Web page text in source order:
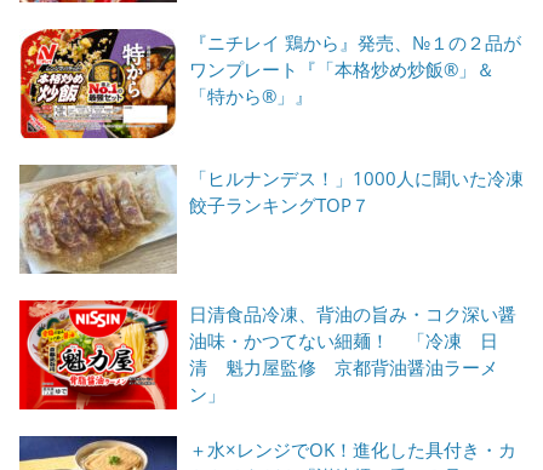
『ニチレイ 鶏から』発売、№１の２品が
ワンプレート『「本格炒め炒飯®」＆
「特から®」』
「ヒルナンデス！」1000人に聞いた冷凍
餃子ランキングTOP７
日清食品冷凍、背油の旨み・コク深い醤
油味・かつてない細麺！ 「冷凍 日
清 魁力屋監修 京都背油醤油ラーメ
ン」
＋水×レンジでOK！進化した具付き・カ